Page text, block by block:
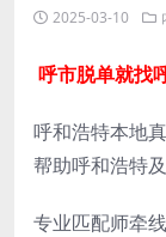
2025-03-10
呼市脱单就找
呼和浩特本地
帮助呼和浩特
专业匹配师牵